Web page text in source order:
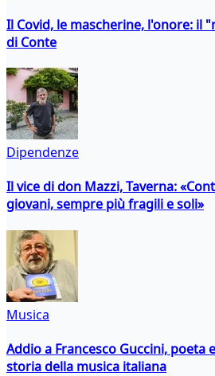
Il Covid, le mascherine, l'onore: il
di Conte
Dipendenze
Il vice di don Mazzi, Taverna:
giovani, sempre più fragili e soli»
Musica
Addio a Francesco Guccini, poeta
storia della musica italiana